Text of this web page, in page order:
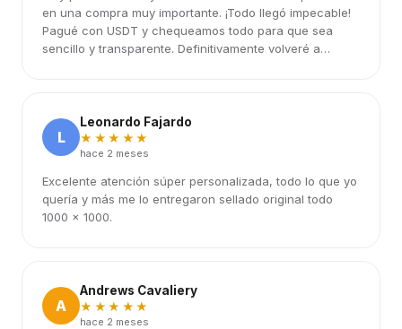
en una compra muy importante. ¡Todo llegó impecable!
Pagué con USDT y chequeamos todo para que sea
sencillo y transparente. Definitivamente volveré a
L
Leonardo Fajardo
★★★★★
hace 2 meses
Excelente atención súper personalizada, todo lo que yo
quería y más me lo entregaron sellado original todo
1000 x 1000.
A
Andrews Cavaliery
★★★★★
hace 2 meses